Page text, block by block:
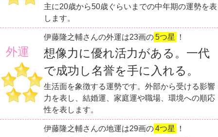
主に20歳から50歳ぐらいまでの中年期の運勢を表
します。
外運
伊藤隆之輔さんの外運は23画の5つ星 ！
想像力に優れ活力がある。一代
で成功し名誉を手に入れる。
生活面を象徴する運勢です。外部から受ける影響
力を表し、結婚運、家庭運や職場、環境への順応
性を表します。
伊藤隆之輔さんの地運は29画の4つ星 ！